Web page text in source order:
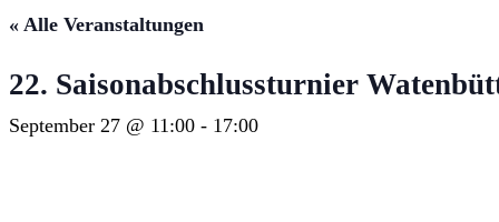
« Alle Veranstaltungen
22. Saisonabschlussturnier
September 27 @ 11:00 - 17:00